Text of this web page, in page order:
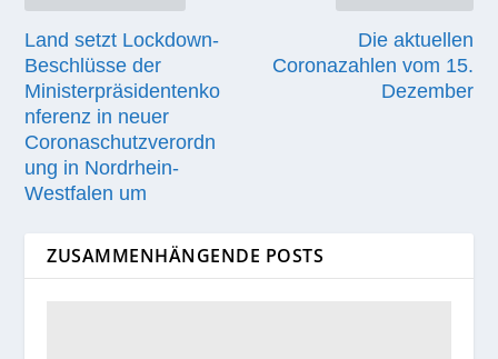
Land setzt Lockdown-
Beschlüsse der
Ministerpräsidentenko
nferenz in neuer
Coronaschutzverordn
ung in Nordrhein-
Westfalen um
Die aktuellen
Coronazahlen vom 15.
Dezember
ZUSAMMENHÄNGENDE POSTS